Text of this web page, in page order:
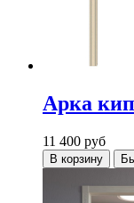
Арка
11 400 руб
В корзину